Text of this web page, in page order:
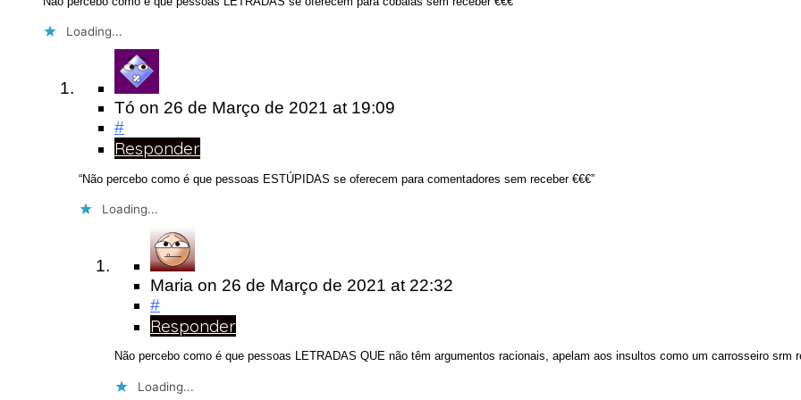
Loading...
Tó on 26 de Março de 2021 at 19:09
#
Responder
“Não percebo como é que pessoas ESTÚPIDAS se oferecem para comentadores sem receber €€€”
Loading...
Maria on 26 de Março de 2021 at 22:32
#
Responder
Não percebo como é que pessoas LETRADAS QUE não têm argumentos racionais, apelam aos insultos como um carrosseiro srm
Loading...